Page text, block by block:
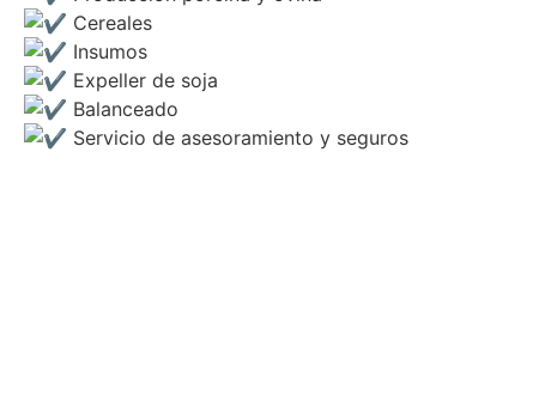
Cereales
Insumos
Expeller de soja
Balanceado
Servicio de asesoramiento y seguros